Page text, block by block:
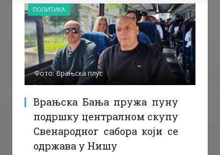
Фото: Врањска плус
Врањска Бања пружа пуну
подршку централном скупу
Свенародног сабора који се
одржава у Нишу
ПОЛИТИКА